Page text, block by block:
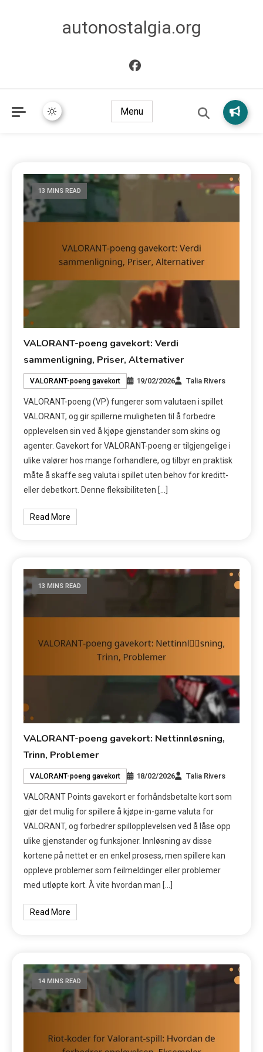
autonostalgia.org
Menu
13 MINS READ
VALORANT-poeng gavekort: Verdi
sammenligning, Priser, Alternativer
VALORANT-poeng gavekort 19/02/2026 Talia Rivers
VALORANT-poeng (VP) fungerer som valutaen i spillet
VALORANT, og gir spillerne muligheten til å forbedre
opplevelsen sin ved å kjøpe gjenstander som skins og
agenter. Gavekort for VALORANT-poeng er tilgjengelige i
ulike valører hos mange forhandlere, og tilbyr en praktisk
måte å skaffe seg valuta i spillet uten behov for kreditt-
eller debetkort. Denne fleksibiliteten […]
Read More
13 MINS READ
VALORANT-poeng gavekort: Nettinnløsning,
Trinn, Problemer
VALORANT-poeng gavekort 18/02/2026 Talia Rivers
VALORANT Points gavekort er forhåndsbetalte kort som
gjør det mulig for spillere å kjøpe in-game valuta for
VALORANT, og forbedrer spillopplevelsen ved å låse opp
ulike gjenstander og funksjoner. Innløsning av disse
kortene på nettet er en enkel prosess, men spillere kan
oppleve problemer som feilmeldinger eller problemer
med utløpte kort. Å vite hvordan man […]
Read More
14 MINS READ